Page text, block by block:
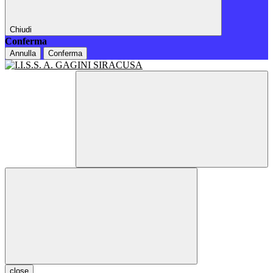
Chiudi
Conferma
Annulla Conferma
close